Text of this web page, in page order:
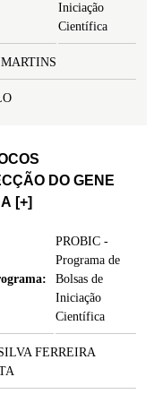
Iniciação
Científica
DO GENE
[+]
PROBIC -
Programa de
Bolsas de
Iniciação
Científica
FERREIRA